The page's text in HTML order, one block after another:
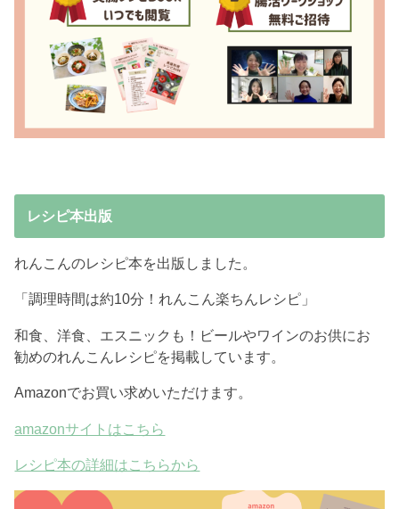
レシピ本出版
れんこんのレシピ本を出版しました。
「調理時間は約10分！れんこん楽ちんレシピ」
和食、洋食、エスニックも！ビールやワインのお供にお
勧めのれんこんレシピを掲載しています。
Amazonでお買い求めいただけます。
amazonサイトはこちら
レシピ本の詳細はこちらから